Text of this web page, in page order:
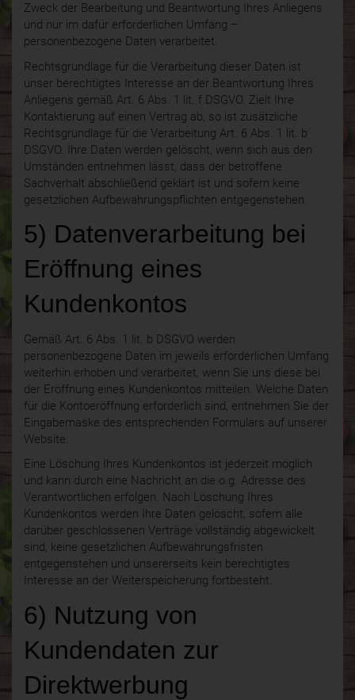
Zweck der Bearbeitung und Beantwortung Ihres Anliegens
und nur im dafür erforderlichen Umfang –
personenbezogene Daten verarbeitet.
Rechtsgrundlage für die Verarbeitung dieser Daten ist
unser berechtigtes Interesse an der Beantwortung Ihres
Anliegens gemäß Art. 6 Abs. 1 lit. f DSGVO. Zielt Ihre
Kontaktierung auf einen Vertrag ab, so ist zusätzliche
Rechtsgrundlage für die Verarbeitung Art. 6 Abs. 1 lit. b
DSGVO. Ihre Daten werden gelöscht, wenn sich aus den
Umständen entnehmen lässt, dass der betroffene
Sachverhalt abschließend geklärt ist und sofern keine
gesetzlichen Aufbewahrungspflichten entgegenstehen.
5) Datenverarbeitung bei
Eröffnung eines
Kundenkontos
Gemäß Art. 6 Abs. 1 lit. b DSGVO werden
personenbezogene Daten im jeweils erforderlichen Umfang
weiterhin erhoben und verarbeitet, wenn Sie uns diese bei
der Eröffnung eines Kundenkontos mitteilen. Welche Daten
für die Kontoeröffnung erforderlich sind, entnehmen Sie der
Eingabemaske des entsprechenden Formulars auf unserer
Website.
Eine Löschung Ihres Kundenkontos ist jederzeit möglich
und kann durch eine Nachricht an die o.g. Adresse des
Verantwortlichen erfolgen. Nach Löschung Ihres
Kundenkontos werden Ihre Daten gelöscht, sofern alle
darüber geschlossenen Verträge vollständig abgewickelt
sind, keine gesetzlichen Aufbewahrungsfristen
entgegenstehen und unsererseits kein berechtigtes
Interesse an der Weiterspeicherung fortbesteht.
6) Nutzung von
Kundendaten zur
Direktwerbung